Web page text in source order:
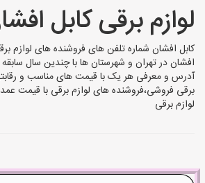
سایر گروه ها
فروشنده های لوازم
لوازم برقی کابل
کابل افشان شماره تلفن های فروشنده های لوازم
افشان در تهران و شهرستان ها با چندین سال سابقه
آدرس و معرفی هر یک با قیمت های مناسب و رقابتی
برقی فروشی،فروشنده های لوازم برقی با قیمت
لوازم برقی